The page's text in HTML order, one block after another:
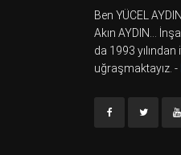
Ben YÜCEL
Akın AYDIN...
da 1993
uğraşmaktayız. -